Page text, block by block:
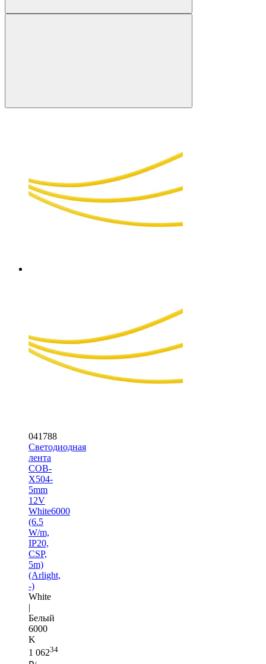
041788
Светодиодная
лента
COB-
X504-
5mm
12V
White6000
(6.5
W/m,
IP20,
CSP,
5m)
(Arlight,
-)
White
|
Белый
6000
K
1 06234